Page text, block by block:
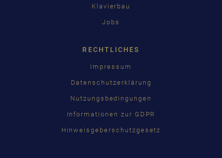
Klavierbau
Jobs
RECHTLICHES
Impressum
Datenschutzerklärung
Nutzungsbedingungen
Informationen zur GDPR
Hinweisgeberschutzgesetz